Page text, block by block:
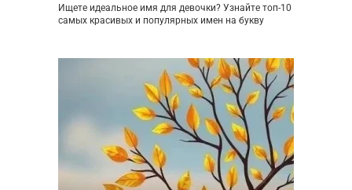
Ищете идеальное имя для девочки? Узнайте топ-10
самых красивых и популярных имен на букву